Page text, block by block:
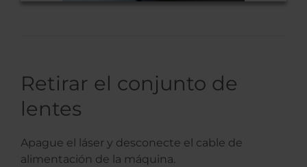
Retirar el conjunto de
lentes
Apague el láser y desconecte el cable de
alimentación de la máquina.